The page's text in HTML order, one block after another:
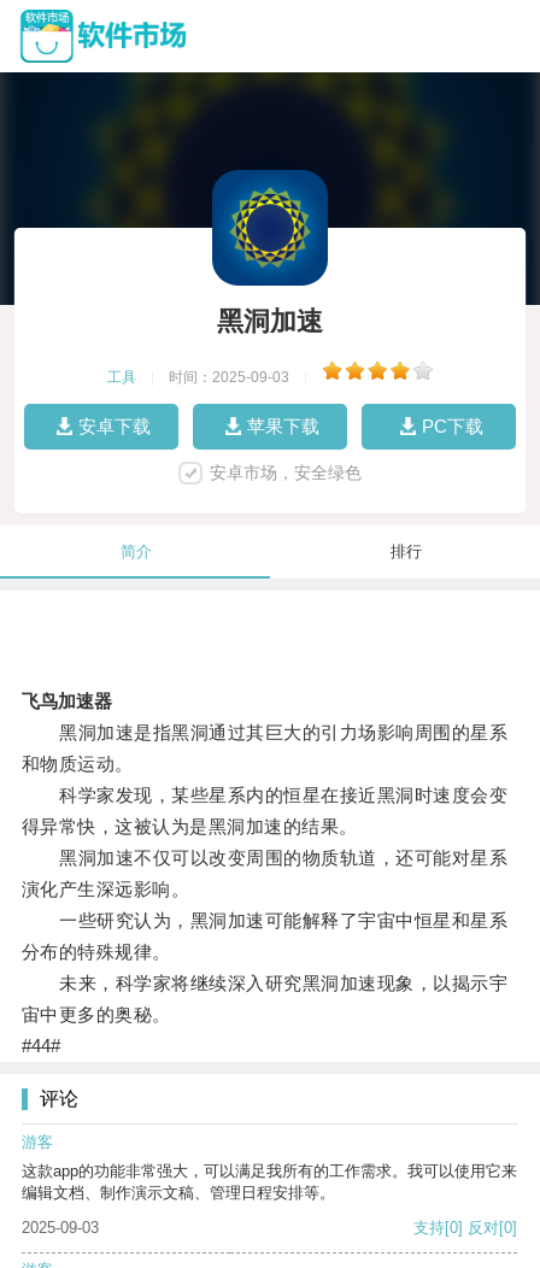
黑洞加速
工具 时间：2025-09-03
安卓下载 苹果下载 PC下载
安卓市场，安全绿色
简介 排行
飞鸟加速器
黑洞加速是指黑洞通过其巨大的引力场影响周围的星系
和物质运动。
科学家发现，某些星系内的恒星在接近黑洞时速度会变
得异常快，这被认为是黑洞加速的结果。
黑洞加速不仅可以改变周围的物质轨道，还可能对星系
演化产生深远影响。
一些研究认为，黑洞加速可能解释了宇宙中恒星和星系
分布的特殊规律。
未来，科学家将继续深入研究黑洞加速现象，以揭示宇
宙中更多的奥秘。
#44#
评论
游客
这款app的功能非常强大，可以满足我所有的工作需求。我可以使用它来
编辑文档、制作演示文稿、管理日程安排等。
2025-09-03
支持[0] 反对[0]